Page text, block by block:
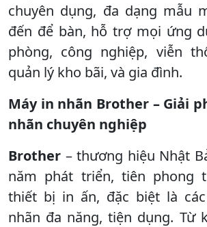
chuyên dụng, đa dạng mẫu
đến để bàn, hỗ trợ mọi ứng
phòng, công nghiệp, viễn
quản lý kho bãi, và gia đình.
Máy in nhãn Brother – Giải
nhãn chuyên nghiệp
Brother – thương hiệu Nhật
năm phát triển, tiên phong
thiết bị in ấn, đặc biệt là
nhãn đa năng, tiện dụng. Từ